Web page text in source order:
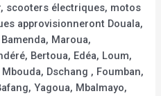
scooters électriques, motos
approvisionneront Douala,
Maroua,
Bertoua, Edéa, Loum,
Dschang , Foumban,
Yagoua, Mbalmayo,